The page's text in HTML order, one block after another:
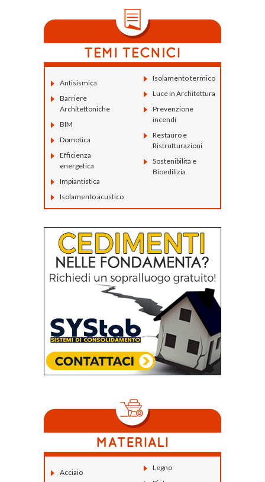
Antisismica
Barriere
Architettoniche
BIM
Domotica
Efficienza
energetica
Impiantistica
Isolamento acustico
Isolamento termico
Luce in Architettura
Prevenzione
incendi
Restauro e
Ristrutturazioni
Sostenibilità e
Bioedilizia
Acciaio
Legno